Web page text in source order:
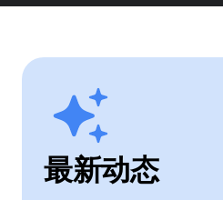
最新动态